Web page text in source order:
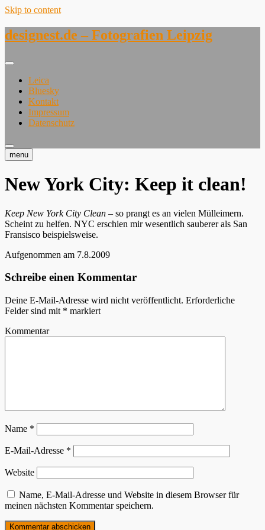
Skip to content
designest.de – Fotografien Leipzig
Leica
Bluesky
Kontakt
Impressum
Datenschutz
menu
New York City: Keep it clean!
Keep New York City Clean – so prangt es an vielen Mülleimern.
Scheint zu helfen. NYC erschien mir wesentlich sauberer als San
Fransisco beispielsweise.
Aufgenommen am 7.8.2009
Schreibe einen Kommentar
Deine E-Mail-Adresse wird nicht veröffentlicht. Erforderliche
Felder sind mit * markiert
Kommentar
Name *
E-Mail-Adresse *
Website
Name, E-Mail-Adresse und Website in diesem Browser für
meinen nächsten Kommentar speichern.